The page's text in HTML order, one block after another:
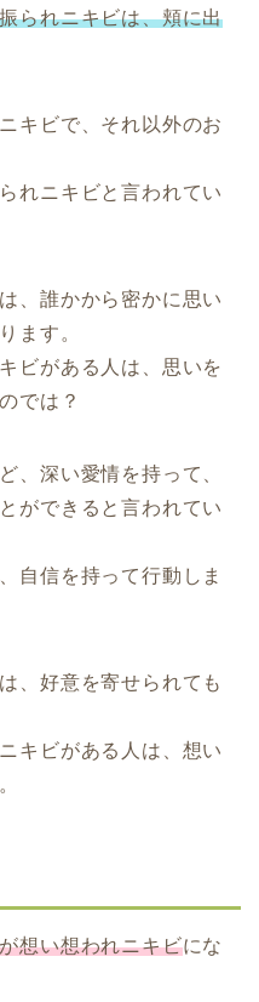
られニキビは、頬に出
キビで、それ以外のお
れニキビと言われてい
、誰かから密かに思い
ます。
ビがある人は、思いを
では？
、深い愛情を持って、
ができると言われてい
自信を持って行動しま
、好意を寄せられても
キビがある人は、想い
想い想われニキビにな